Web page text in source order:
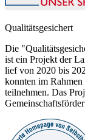
Qualitätsgesichert
Die
ist ein Projekt der
lief von 2020 bis
konnten im Rahmen
teilnehmen. Das